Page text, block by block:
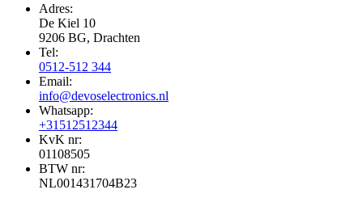
Adres:
De Kiel 10
9206 BG, Drachten
Tel:
0512-512 344
Email:
info@devoselectronics.nl
Whatsapp:
+31512512344
KvK nr:
01108505
BTW nr:
NL001431704B23